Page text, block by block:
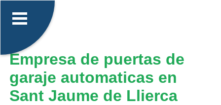
Empresa de puertas de
garaje automaticas en
Sant Jaume de Llierca